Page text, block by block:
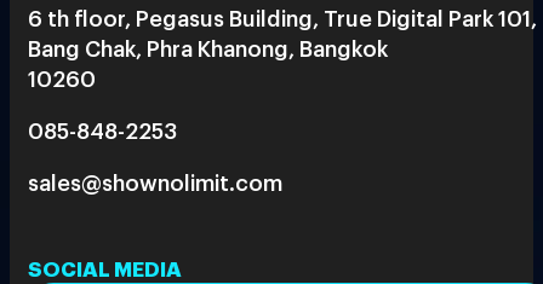
6 th floor, Pegasus Building, True Digital Park 101,
Bang Chak, Phra Khanong, Bangkok
10260
085-848-2253
sales@shownolimit.com
SOCIAL MEDIA